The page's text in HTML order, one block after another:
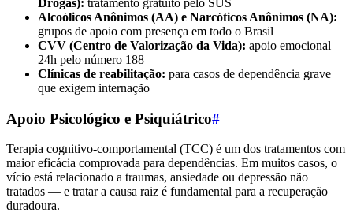
Alcoólicos Anônimos (AA) e Narcóticos Anônimos (NA):
grupos de apoio com presença em todo o Brasil
CVV (Centro de Valorização da Vida): apoio emocional
24h pelo número 188
Clínicas de reabilitação: para casos de dependência grave
que exigem internação
Apoio Psicológico e Psiquiátrico#
Terapia cognitivo-comportamental (TCC) é um dos tratamentos com
maior eficácia comprovada para dependências. Em muitos casos, o
vício está relacionado a traumas, ansiedade ou depressão não
tratados — e tratar a causa raiz é fundamental para a recuperação
duradoura.